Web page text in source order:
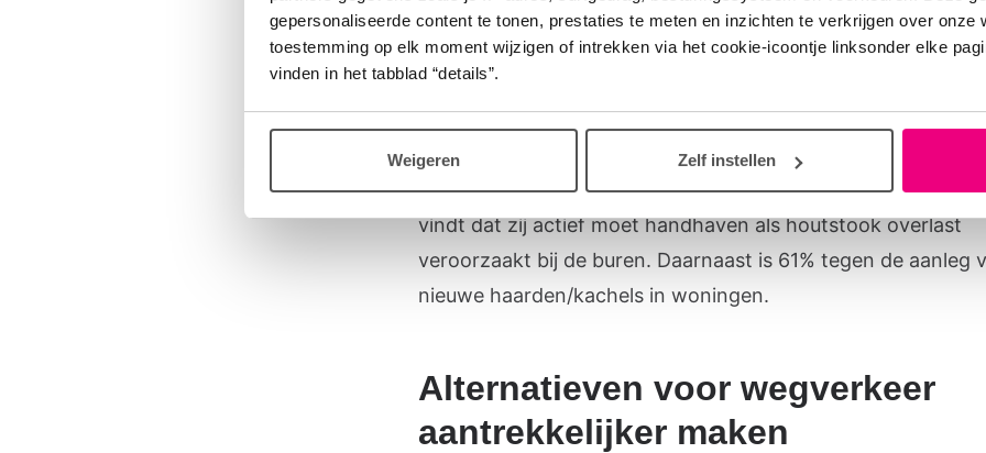
gepersonaliseerde content te tonen, prestaties te meten en inzichten te verkrijgen over onze
toestemming op elk moment wijzigen of intrekken via het cookie-icoontje linksonder elke
vinden in het tabblad “details”.
Weigeren Zelf instellen
Houtstook vervuilt de lucht in sommige woonwijken flink.
de Nederlanders vindt het dan ook belangrijk dat de
houtstook vermindert. Maar liefst 70% van de Nederlanders
mening dat er geen hout gestookt mag worden als de lucht
is, bijvoorbeeld als de rook blijft hangen bij weinig wind. Ook
veel mensen dat de gemeente een actievere rol mag
vindt dat zij actief moet handhaven als houtstook overlast
veroorzaakt bij de buren. Daarnaast is 61% tegen de aanleg
nieuwe haarden/kachels in woningen.
Alternatieven voor wegverkeer
aantrekkelijker maken